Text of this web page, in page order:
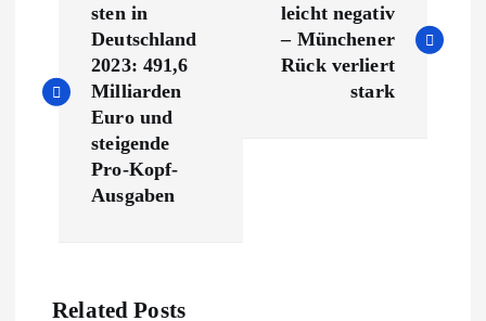
i
sten in
Deutschland
2023: 491,6
Milliarden
Euro und
steigende
Pro-Kopf-
Ausgaben
leicht negativ
– Münchener
Rück verliert
stark
Related Posts